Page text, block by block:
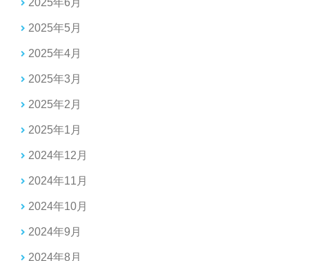
2025年5月
2025年4月
2025年3月
2025年2月
2025年1月
2024年12月
2024年11月
2024年10月
2024年9月
2024年8月